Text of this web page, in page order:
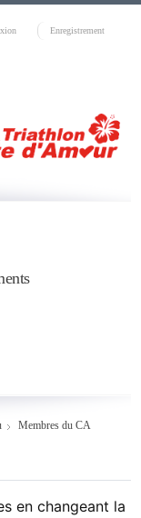
Enregistrement
Membres du CA
en changeant la